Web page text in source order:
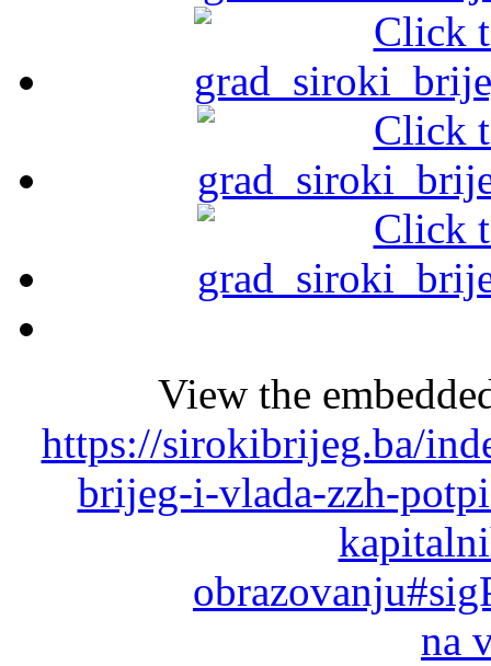
View the
https://sirokibrijeg.ba/
brijeg-i-vlada-zzh-
na